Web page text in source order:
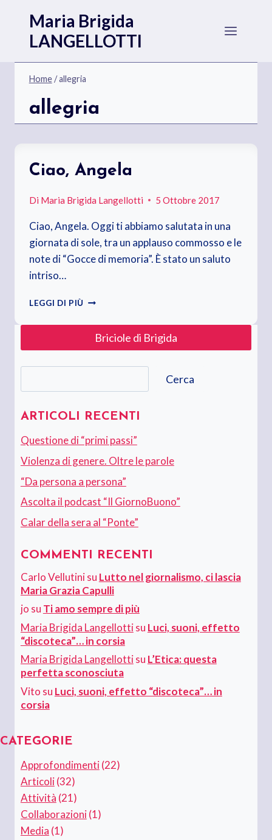
contenuto
Maria Brigida
LANGELLOTTI
Home/allegria
allegria
Ciao, Angela
Di Maria Brigida Langellotti 5 Ottobre 2017
Ciao, Angela. Oggi ti abbiamo salutata in una
giornata di sole, tra un applauso commosso e le
note di “Gocce di memoria”. È stato un saluto
intriso…
LEGGI DI PIÙ CIAO,
Briciole di Brigida
Cerca
ARTICOLI RECENTI
Questione di “primi passi”
Violenza di genere. Oltre le parole
“Da persona a persona”
Ascolta il podcast “Il GiornoBuono”
Calar della sera al “Ponte”
COMMENTI RECENTI
Carlo Vellutinisu Lutto nel giornalismo, ci lascia
Maria Grazia Capulli
jo su Ti amo sempre di più
Maria Brigida Langellottisu Luci, suoni, effetto
“discoteca”… in corsia
Maria Brigida Langellottisu L’Etica: questa
perfetta sconosciuta
Vito su Luci, suoni, effetto “discoteca”… in
corsia
CATEGORIE
Approfondimenti(22)
Articoli(32)
Attività (21)
Collaborazioni(1)
Media (1)